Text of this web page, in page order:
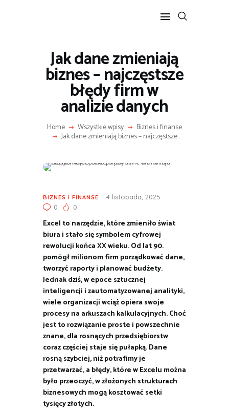
Jak dane zmieniają
biznes – najczęstsze
błędy firm w
analizie danych
Home Wszystkie wpisy Biznes i finanse
Jak dane zmieniają biznes – najczęstsze...
POPULARNE
BIZNES I FINANSE
IT I TECHNOLOGIE
LIFESTYLE
MOTORYZACJA
BIZNES I FINANSE
4 listopada, 2025
0
0
Excel to narzędzie, które zmieniło świat
biura i stało się symbolem cyfrowej
rewolucji końca XX wieku. Od lat 90.
pomógł milionom firm porządkować dane,
tworzyć raporty i planować budżety.
Jednak dziś, w epoce sztucznej
inteligencji i zautomatyzowanej analityki,
wiele organizacji wciąż opiera swoje
procesy na arkuszach kalkulacyjnych. Choć
jest to rozwiązanie proste i powszechnie
znane, dla rosnących przedsiębiorstw
coraz częściej staje się pułapką. Dane
rosną szybciej, niż potrafimy je
przetwarzać, a błędy, które w Excelu można
było przeoczyć, w złożonych strukturach
biznesowych mogą kosztować setki
tysięcy złotych.